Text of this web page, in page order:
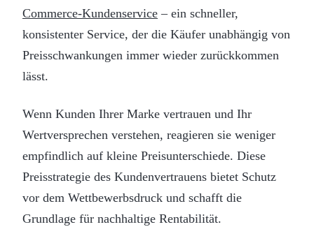
Commerce-Kundenservice – ein schneller,
konsistenter Service, der die Käufer unabhängig von
Preisschwankungen immer wieder zurückkommen
lässt.
Wenn Kunden Ihrer Marke vertrauen und Ihr
Wertversprechen verstehen, reagieren sie weniger
empfindlich auf kleine Preisunterschiede. Diese
Preisstrategie des Kundenvertrauens bietet Schutz
vor dem Wettbewerbsdruck und schafft die
Grundlage für nachhaltige Rentabilität.